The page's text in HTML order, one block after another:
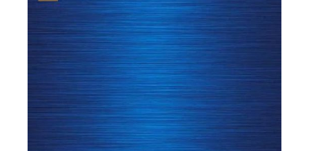
Tấm inox bạc xước với màu trắng bạc nổi bật
cùng các đường sọc hairline tinh tế, tạo hiệu
ứng thẩm mỹ cao cho các ứng dụng trang trí